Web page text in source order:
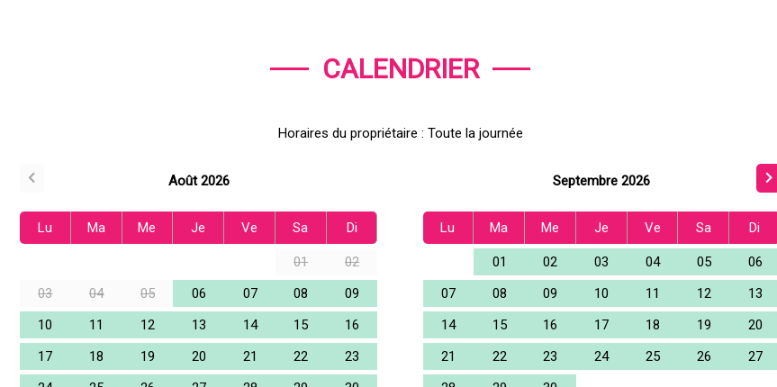
CALENDRIER
Horaires du propriétaire : Toute la journée
Août 2026
Lu Ma Me Je Ve Sa Di
01
02
03
04 05 06 07 08
09
10
11 12 13 14 15
16
17
18 19 20 21 22
23
Septembre 2026
Lu Ma Me Je Ve Sa Di
01 02 03 04 05
06
07
08 09 10 11 12
13
14
15 16 17 18 19
20
21
22 23 24 25 26
27